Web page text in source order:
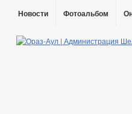
Новости Фотоальбом